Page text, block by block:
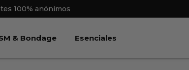
100% anónimos
& Bondage Abrir BDSM & Bondage
Esenciales